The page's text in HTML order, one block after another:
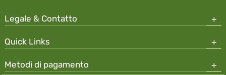
Legale & Contatto
Quick Links
Metodi di pagamento